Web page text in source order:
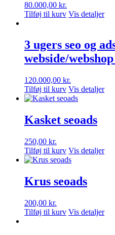
80.000,00 kr.
Tilføj til kurv Vis detaljer
3 ugers seo og
webside/
120.000,00 kr.
Tilføj til kurv Vis detaljer
Kasket seoads
250,00 kr.
Tilføj til kurv Vis detaljer
Krus seoads
200,00 kr.
Tilføj til kurv Vis detaljer